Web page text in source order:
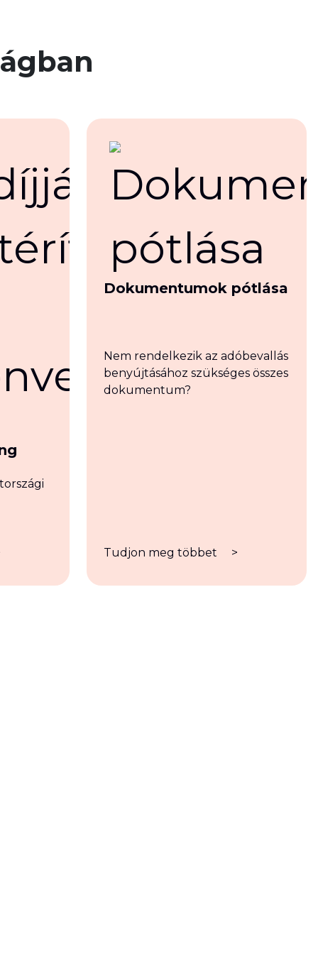
Dokumentumok pótlása
Nem rendelkezik az adóbevallás
benyújtásához szükséges összes
dokumentum?
Tudjon meg többet >